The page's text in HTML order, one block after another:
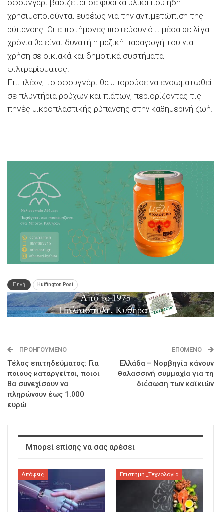
σφουγγάρι βασίζεται σε φυσικά υλικά που ήδη
χρησιμοποιούνται ευρέως για την αντιμετώπιση της
ρύπανσης. Οι επιστήμονες πιστεύουν ότι μέσα σε λίγα
χρόνια θα είναι δυνατή η μαζική παραγωγή του για
χρήση σε οικιακά και δημοτικά συστήματα
φιλτραρίσματος.
Επιπλέον, το σφουγγάρι θα μπορούσε να ενσωματωθεί
σε πλυντήρια ρούχων και πιάτων, περιορίζοντας τις
πηγές μικροπλαστικής ρύπανσης στην καθημερινή ζωή.
Πηγή Huffington Post
ΠΡΟΗΓΟΎΜΕΝΟ
Τέλος επιτηδεύματος: Για
ποιους καταργείται, ποιοι
θα συνεχίσουν να
πληρώνουν έως 1.000
ευρώ
ΕΠΌΜΕΝΟ
Ελλάδα – Νορβηγία κάνουν
θαλασσινή συμμαχία για τη
διάσωση των καϊκιών
Μπορεί επίσης να σας αρέσει
Απόψεις Επιστήμη _Τεχνολογία